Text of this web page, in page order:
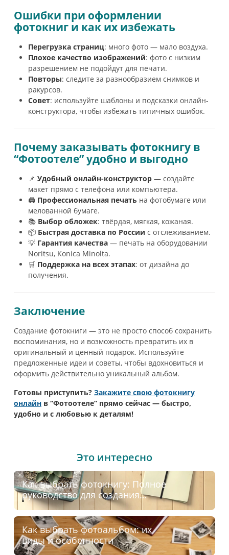
Ошибки при оформлении
фотокниг и как их избежать
Перегрузка страниц: много фото — мало воздуха.
Плохое качество изображений: фото с низким
разрешением не подойдут для печати.
Повторы: следите за разнообразием снимков и
ракурсов.
Совет: используйте шаблоны и подсказки онлайн-
конструктора, чтобы избежать типичных ошибок.
Почему заказывать фотокнигу в
“Фотоотеле” удобно и выгодно
📌 Удобный онлайн-конструктор — создайте
макет прямо с телефона или компьютера.
🖨️ Профессиональная печать на фотобумаге или
мелованной бумаге.
📚 Выбор обложек: твёрдая, мягкая, кожаная.
📦 Быстрая доставка по России с отслеживанием.
💡 Гарантия качества — печать на оборудовании
Noritsu, Konica Minolta.
🛒 Поддержка на всех этапах: от дизайна до
получения.
Заключение
Создание фотокниги — это не просто способ сохранить
воспоминания, но и возможность превратить их в
оригинальный и ценный подарок. Используйте
предложенные идеи и советы, чтобы вдохновиться и
оформить действительно уникальный альбом.
Готовы приступить? Закажите свою фотокнигу
онлайн в “Фотоотеле” прямо сейчас — быстро,
удобно и с любовью к деталям!
Это интересно
Как выбрать фотокнигу: Полное
руководство для создания
идеального фотоальбома
Как выбрать фотоальбом: их
виды и особенности